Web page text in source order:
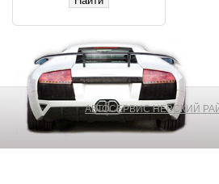
АВТОСЕРВИС НЕВСКИЙ